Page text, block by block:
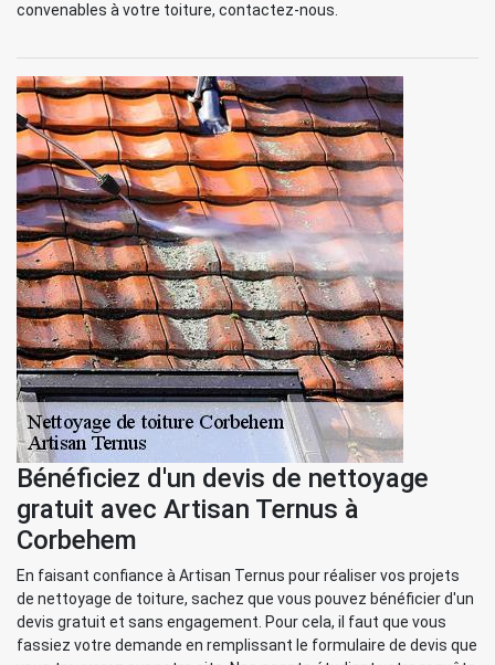
convenables à votre toiture, contactez-nous.
Bénéficiez d'un devis de nettoyage
gratuit avec Artisan Ternus à
Corbehem
En faisant confiance à Artisan Ternus pour réaliser vos projets
de nettoyage de toiture, sachez que vous pouvez bénéficier d'un
devis gratuit et sans engagement. Pour cela, il faut que vous
fassiez votre demande en remplissant le formulaire de devis que